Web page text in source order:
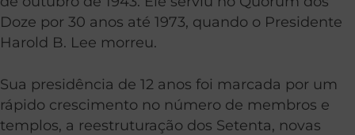
Doze por 30 anos até 1973, quando o Presidente
Harold B. Lee morreu.
Sua presidência de 12 anos foi marcada por um
rápido crescimento no número de membros e
templos, a reestruturação dos Setenta, novas